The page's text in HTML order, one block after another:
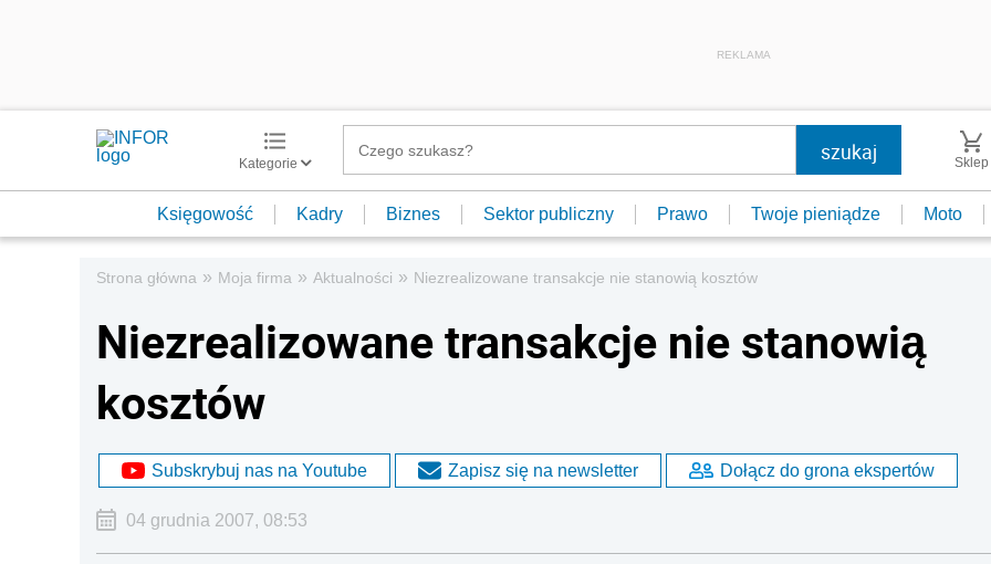
REKLAMA
Kategorie Sklep
Księgowość Kadry Biznes Sektor publiczny Prawo Twoje pieniądze Moto
Strona główna » Moja firma » Aktualności » Niezrealizowane transakcje nie stanowią kosztów
Niezrealizowane transakcje nie stanowią
kosztów
Subskrybuj nas na Youtube Zapisz się na newsletter Dołącz do grona ekspertów
04 grudnia 2007, 08:53